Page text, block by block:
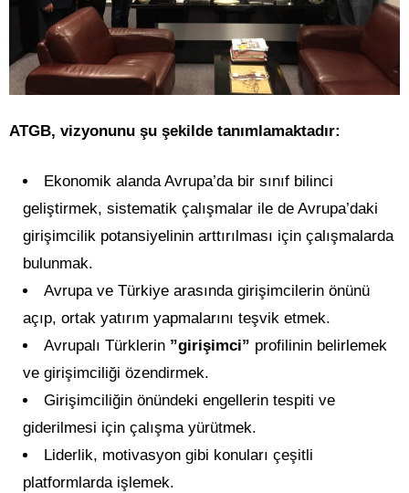
ATGB, vizyonunu şu şekilde tanımlamaktadır:
Ekonomik alanda Avrupa’da bir sınıf bilinci
geliştirmek, sistematik çalışmalar ile de Avrupa’daki
girişimcilik potansiyelinin arttırılması için çalışmalarda
bulunmak.
Avrupa ve Türkiye arasında girişimcilerin önünü
açıp, ortak yatırım yapmalarını teşvik etmek.
Avrupalı Türklerin ”girişimci” profilinin belirlemek
ve girişimciliği özendirmek.
Girişimciliğin önündeki engellerin tespiti ve
giderilmesi için çalışma yürütmek.
Liderlik, motivasyon gibi konuları çeşitli
platformlarda işlemek.